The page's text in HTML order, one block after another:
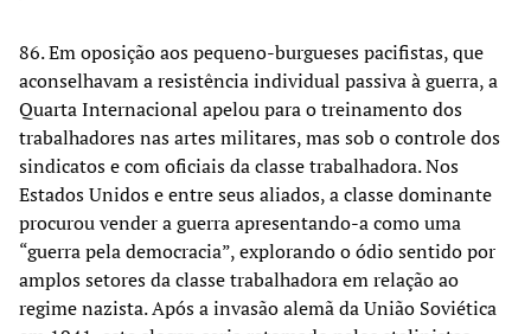
86. Em oposição aos pequeno-burgueses pacifistas, que
aconselhavam a resistência individual passiva à guerra, a
Quarta Internacional apelou para o treinamento dos
trabalhadores nas artes militares, mas sob o controle dos
sindicatos e com oficiais da classe trabalhadora. Nos
Estados Unidos e entre seus aliados, a classe dominante
procurou vender a guerra apresentando-a como uma
“guerra pela democracia”, explorando o ódio sentido por
amplos setores da classe trabalhadora em relação ao
regime nazista. Após a invasão alemã da União Soviética